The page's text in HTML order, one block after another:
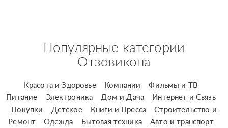
Популярные категории
Отзовикона
Красота и Здоровье Компании
Фильмы и ТВ
Питание
Электроника Дом и Дача
Интернет и Связь
Покупки
Детское Книги и Пресса
Строительство и
Ремонт
Одежда Бытовая техника
Авто и транспорт